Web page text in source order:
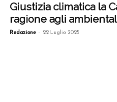
Giustizia climatica la
ragione agli
Redazione - 22 Luglio 2025